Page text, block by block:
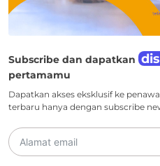
Subscribe dan dapatkan
pertamamu
Dapatkan akses eksklusif ke
terbaru hanya dengan subscribe